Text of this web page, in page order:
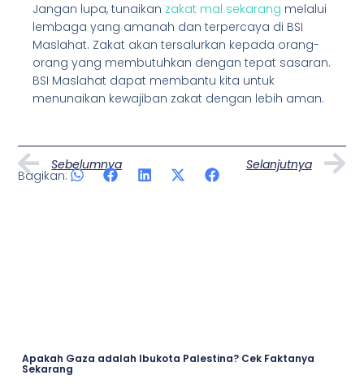
Jangan lupa, tunaikan zakat mal sekarang melalui
lembaga yang amanah dan terpercaya di BSI
Maslahat. Zakat akan tersalurkan kepada orang-
orang yang membutuhkan dengan tepat sasaran.
BSI Maslahat dapat membantu kita untuk
menunaikan kewajiban zakat dengan lebih aman.
Prev
Sebelumnya Selanjutnya
Bagikan:
Apakah Gaza adalah Ibukota Palestina? Cek Faktanya
Sekarang